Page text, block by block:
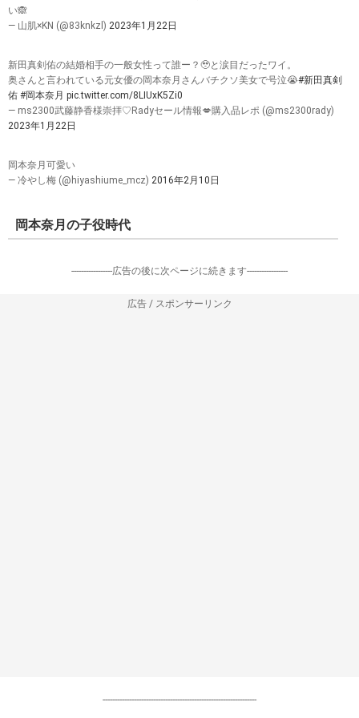
い🙈
— 山肌×KN (@83knkzl) 2023年1月22日
新田真剣佑の結婚相手の一般女性って誰ー？🥹と涙目だったワイ。
奥さんと言われている元女優の岡本奈月さんバチクソ美女で号泣😭#新田真剣
佑 #岡本奈月 pic.twitter.com/8LIUxK5Zi0
— ms2300武藤静香様崇拝♡Radyセール情報💋購入品レポ (@ms2300rady)
2023年1月22日
岡本奈月可愛い
— 冷やし梅 (@hiyashiume_mcz) 2016年2月10日
岡本奈月の子役時代
-----------------広告の後に次ページに続きます-----------------
広告 / スポンサーリンク
----------------------------------------------------------------